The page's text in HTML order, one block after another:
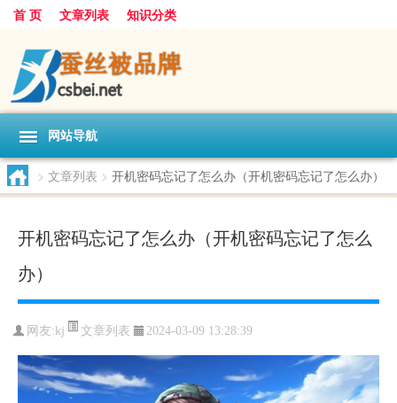
首 页 文章列表 知识分类
网站导航
> 文章列表 > 开机密码忘记了怎么办（开机密码忘记了怎么办）
开机密码忘记了怎么办（开机密码忘记了怎么
办）
网友:kj 文章列表 2024-03-09 13:28:39